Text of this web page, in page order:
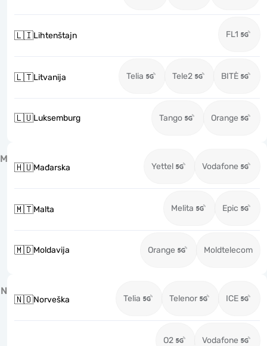
🇱🇮Lihtenštajn FL1
🇱🇹Litvanija Telia Tele2 BITĖ
🇱🇺Luksemburg Tango Orange
M
🇭🇺Mađarska Yettel Vodafone
🇲🇹Malta Melita Epic
🇲🇩Moldavija Orange Moldtelecom
N
🇳🇴Norveška Telia Telenor ICE
O2 Vodafone